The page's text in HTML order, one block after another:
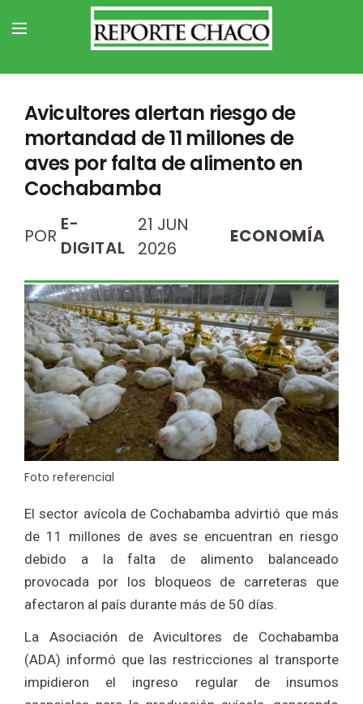
Avicultores alertan riesgo de
mortandad de 11 millones de
aves por falta de alimento en
Cochabamba
POR
E-
DIGITAL
21 JUN
2026
ECONOMÍA
Foto referencial
El sector avícola de Cochabamba advirtió que más
de 11 millones de aves se encuentran en riesgo
debido a la falta de alimento balanceado
provocada por los bloqueos de carreteras que
afectaron al país durante más de 50 días.
La Asociación de Avicultores de Cochabamba
(ADA) informó que las restricciones al transporte
impidieron el ingreso regular de insumos